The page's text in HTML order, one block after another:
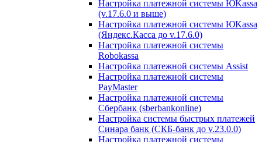
Настройка платежной системы ЮKassa
(v.17.6.0 и выше)
Настройка платежной системы ЮKassa
(Яндекс.Касса до v.17.6.0)
Настройка платежной системы
Robokassa
Настройка платежной системы Assist
Настройка платежной системы
PayMaster
Настройка платежной системы
Сбербанк (sberbankonline)
Настройка системы быстрых платежей
Синара банк (СКБ-банк до v.23.0.0)
Настройка платежной системы